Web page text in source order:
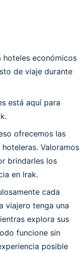
hoteles económicos
de viaje durante
está aquí para
ofrecemos las
Valoramos
brindarles los
en Irak.
cada
viajero tenga una
explora sus
funcione sin
posible